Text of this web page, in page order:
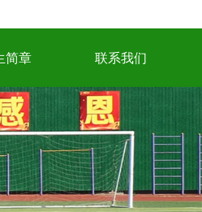
简章 联系我们